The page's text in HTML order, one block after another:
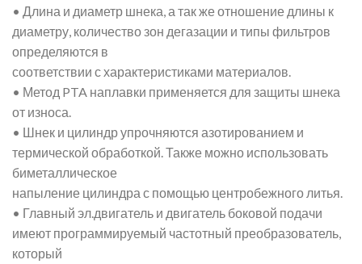
• Длина и диаметр шнека, а так же отношение длины к
диаметру, количество зон дегазации и типы фильтров
определяются в
соответствии с характеристиками материалов.
• Метод PTA наплавки применяется для защиты шнека
от износа.
• Шнек и цилиндр упрочняются азотированием и
термической обработкой. Также можно использовать
биметаллическое
напыление цилиндра с помощью центробежного литья.
• Главный эл.двигатель и двигатель боковой подачи
имеют программируемый частотный преобразователь,
который